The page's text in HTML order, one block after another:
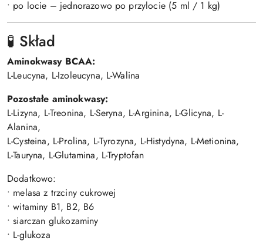
• po locie – jednorazowo po przylocie (5 ml / 1 kg)
🧪 Skład
Aminokwasy BCAA:
L-Leucyna, L-Izoleucyna, L-Walina
Pozostałe aminokwasy:
L-Lizyna, L-Treonina, L-Seryna, L-Arginina, L-Glicyna, L-
Alanina,
L-Cysteina, L-Prolina, L-Tyrozyna, L-Histydyna, L-Metionina,
L-Tauryna, L-Glutamina, L-Tryptofan
Dodatkowo:
• melasa z trzciny cukrowej
• witaminy B1, B2, B6
• siarczan glukozaminy
• L-glukoza